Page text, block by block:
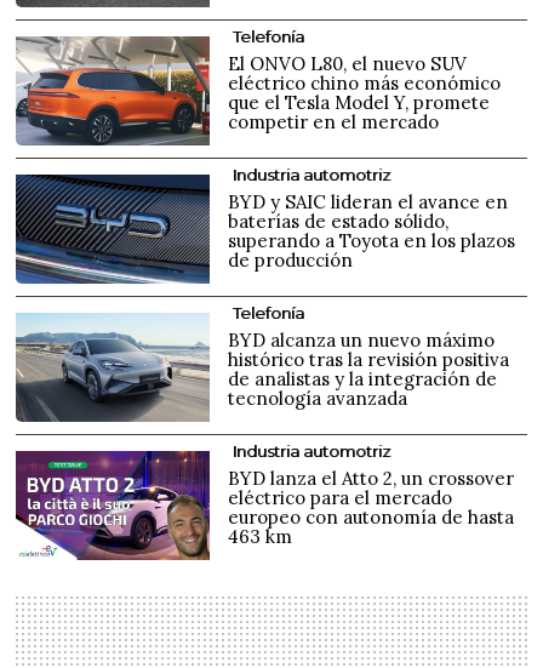
Telefonía
El ONVO L80, el nuevo SUV
eléctrico chino más económico
que el Tesla Model Y, promete
competir en el mercado
Industria automotriz
BYD y SAIC lideran el avance en
baterías de estado sólido,
superando a Toyota en los plazos
de producción
Telefonía
BYD alcanza un nuevo máximo
histórico tras la revisión positiva
de analistas y la integración de
tecnología avanzada
Industria automotriz
BYD lanza el Atto 2, un crossover
eléctrico para el mercado
europeo con autonomía de hasta
463 km